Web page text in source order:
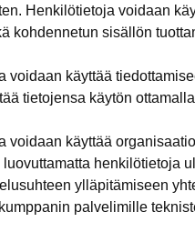
Henkilötietoja voidaan
kohdennetun sisällön
voidaan käyttää
tietojensa käytön
voidaan käyttää
luovuttamatta henkilötietoja
ylläpitämiseen
palvelimille